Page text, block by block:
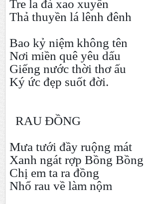
Tre la đà xao xuyến
Thả thuyền lá lênh đênh
Bao kỷ niệm không tên
Nơi miền quê yêu dấu
Giếng nước thời thơ ấu
Ký ức đẹp suốt đời.
RAU ĐỒNG
Mưa tưới đầy ruộng mát
Xanh ngát rợp Bồng Bồng
Chị em ta ra đồng
Nhổ rau về làm nộm